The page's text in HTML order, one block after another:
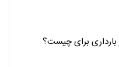
برای چیست؟